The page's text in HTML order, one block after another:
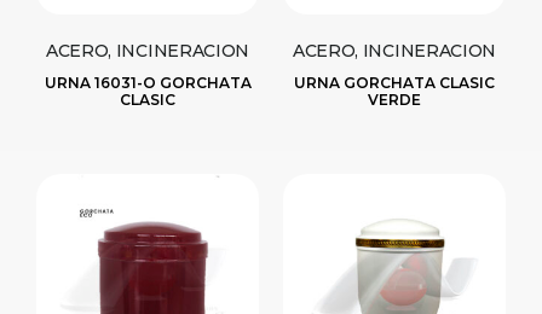
ACERO, INCINERACION
URNA 16031-O GORCHATA
CLASIC
ACERO, INCINERACION
URNA GORCHATA CLASIC
VERDE